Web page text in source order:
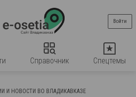
Справочник Спецтемы
Войти
И НОВОСТИ ВО ВЛАДИКАВКАЗЕ